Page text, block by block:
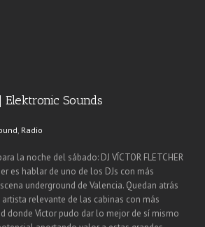
Sounds
Radio
la noche del sábado: DJ VÍCTOR FLETCHER
es hablar de uno de los DJs con más
underground de Valencia. Quedan atrás
relevante de las cabinas con más
donde Víctor pudo dar lo mejor de sí mismo